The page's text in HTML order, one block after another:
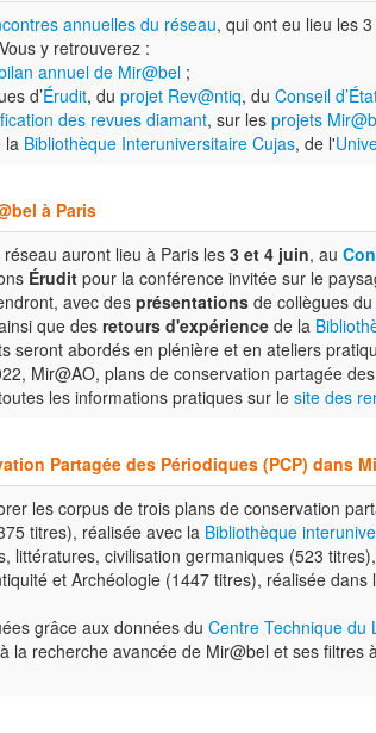
annuelles du réseau, qui ont eu lieu les
y retrouverez :
annuel de Mir@bel ;
d’Érudit, du projet Rev@ntiq, du Conseil
des revues diamant, sur les projets
la Bibliothèque Interuniversitaire Cujas, de l'
à Paris
auront lieu à Paris les 3 et 4 juin, au
Érudit pour la conférence invitée sur le
avec des présentations de collègues du
que des retours d'expérience de la
seront abordés en plénière et en ateliers
Mir@AO, plans de conservation partagée
les informations pratiques sur lesite des
Partagée des Périodiques (PCP) dans
les corpus de trois plans de conservation
titres), réalisée avec la Bibliothèque
littératures, civilisation germaniques (523
et Archéologie (1447 titres), réalisée dans
grâce aux données du Centre Technique du
la recherche avancée de Mir@bel et ses filtres